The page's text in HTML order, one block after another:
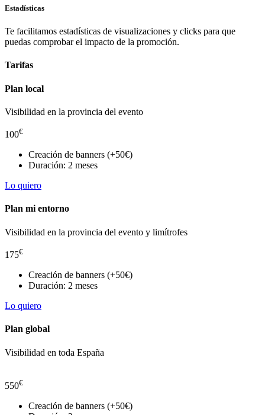
Estadísticas
Te facilitamos estadísticas de visualizaciones y clicks para que
puedas comprobar el impacto de la promoción.
Tarifas
Plan local
Visibilidad en la provincia del evento
100€
Creación de banners (+50€)
Duración: 2 meses
Lo quiero
Plan mi entorno
Visibilidad en la provincia del evento y limítrofes
175€
Creación de banners (+50€)
Duración: 2 meses
Lo quiero
Plan global
Visibilidad en toda España
550€
Creación de banners (+50€)